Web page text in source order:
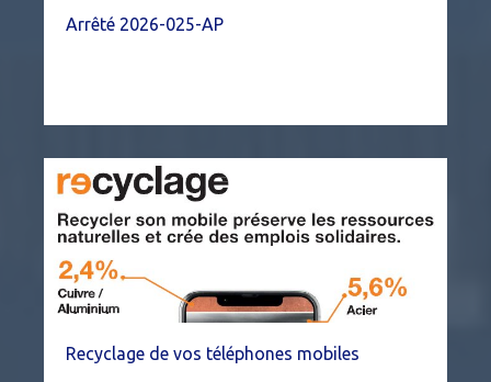
Arrêté 2026-025-AP
Recyclage de vos téléphones mobiles